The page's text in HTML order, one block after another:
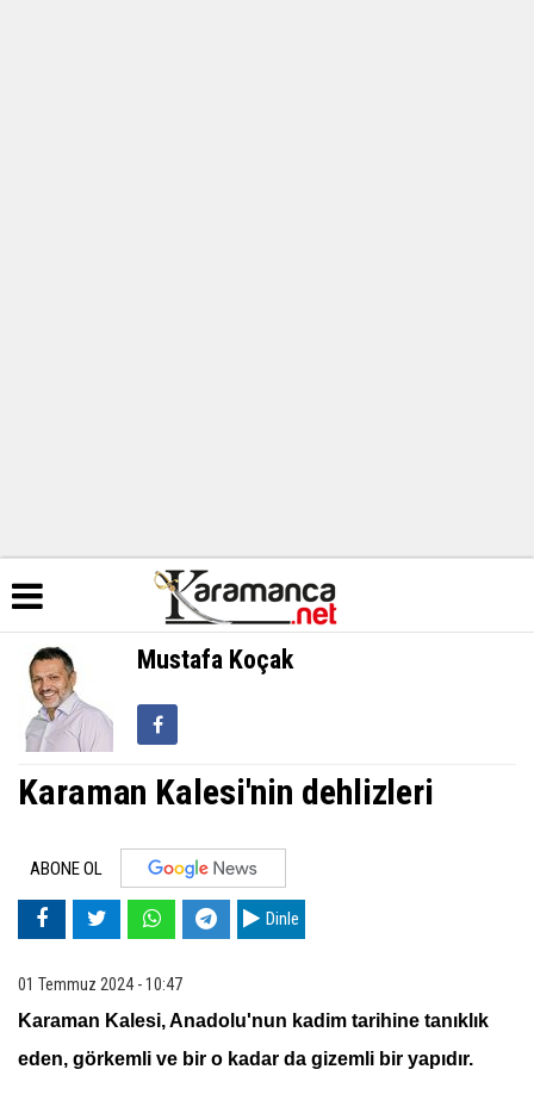
Mustafa Koçak
Karaman Kalesi'nin dehlizleri
ABONE OL
Dinle
01 Temmuz 2024 - 10:47
Karaman Kalesi, Anadolu'nun kadim tarihine tanıklık
eden, görkemli ve bir o kadar da gizemli bir yapıdır.